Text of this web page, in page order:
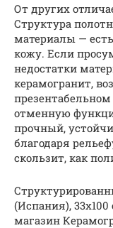
От других
Структура
материалы —
кожу. Если
недостатки
керамогранит,
отменную
прочный,
благодаря
скользит, как
(Испания),
магазин